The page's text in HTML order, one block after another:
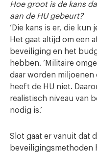
Hoe groot is de kans
aan de HU gebeurt?
‘Die kans is er, die
Het gaat altijd om een
beveiliging en het
hebben. ‘Militaire
daar worden miljoenen
heeft de HU niet.
realistisch niveau van
nodig is.’
Slot gaat er vanuit dat
beveiligingsmethoden